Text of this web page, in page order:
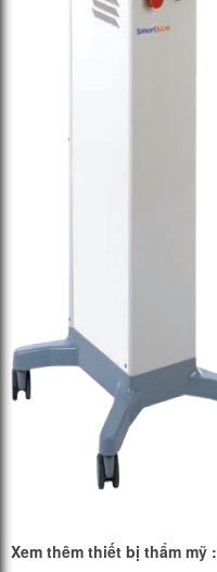
Xem thêm thiết bị thẩm mỹ :